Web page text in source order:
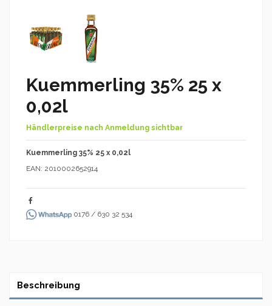
Kuemmerling 35% 25 x
0,02l
Händlerpreise nach Anmeldung sichtbar
Kuemmerling 35% 25 x 0,02l
EAN: 2010002652914
0176 / 630 32 534
Beschreibung